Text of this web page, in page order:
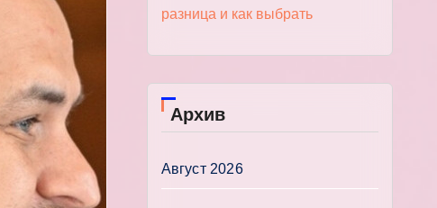
разница и как выбрать
Архив
Август 2026